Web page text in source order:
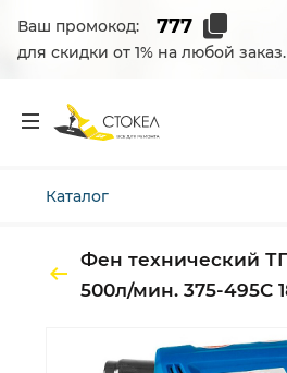
Ваш промокод:
для скидки от 1% на любой заказ.
Каталог
Фен технический
500л/мин. 375-495С